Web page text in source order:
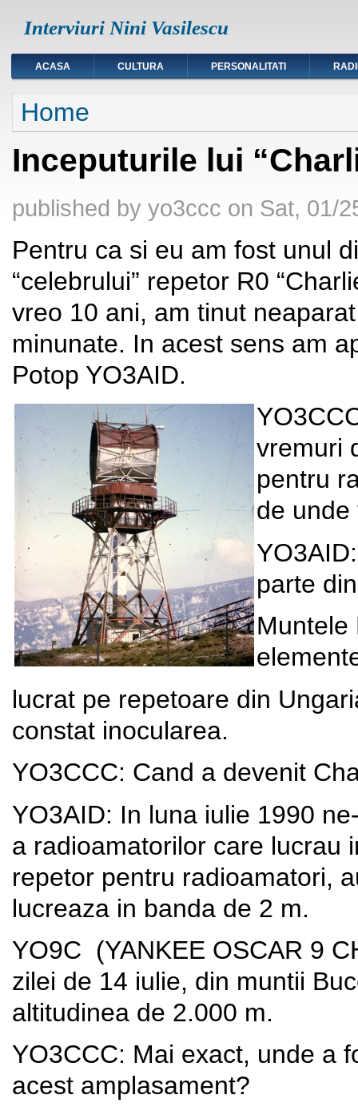
Interviuri Nini Vasilescu
ACASA CULTURA PERSONALITATI
You are here
Home
Inceputurile lui
published by yo3ccc on Sat, 01/
Pentru ca si eu am fost unul
“celebrului” repetor R0
vreo 10 ani, am tinut
minunate. In acest sens am
Potop YO3AID.
vremuri
pentru
de unde
parte
Muntele
lucrat pe repetoare din
constat inocularea.
YO3CCC: Cand a devenit
YO3AID: In luna iulie 1990
a radioamatorilor care lucrau
repetor pentru radioamatori,
lucreaza in banda de 2 m.
YO9C (YANKEE OSCAR 9
zilei de 14 iulie, din muntii
altitudinea de 2.000 m.
YO3CCC: Mai exact, unde a
acest amplasament?